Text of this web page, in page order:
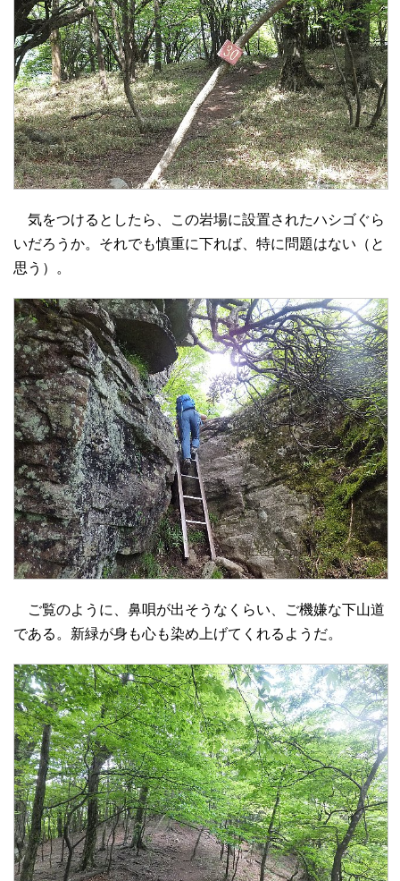
気をつけるとしたら、この岩場に設置されたハシゴぐら
いだろうか。それでも慎重に下れば、特に問題はない（と
思う）。
ご覧のように、鼻唄が出そうなくらい、ご機嫌な下山道
である。新緑が身も心も染め上げてくれるようだ。